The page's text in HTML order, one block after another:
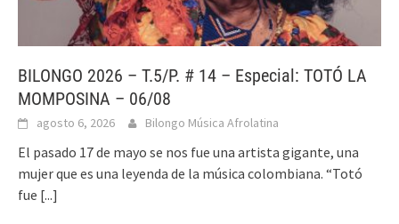
BILONGO 2026 – T.5/P. # 14 – Especial: TOTÓ LA
MOMPOSINA – 06/08
agosto 6, 2026 Bilongo Música Afrolatina
El pasado 17 de mayo se nos fue una artista gigante, una
mujer que es una leyenda de la música colombiana. “Totó
fue [...]